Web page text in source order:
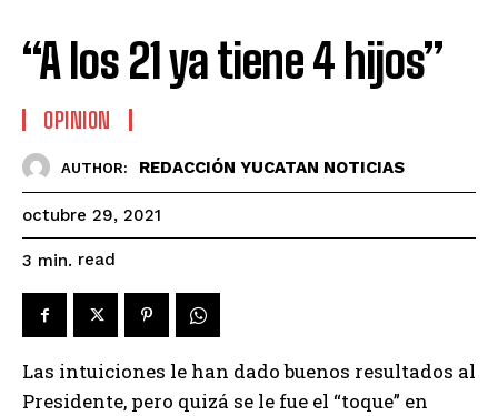
“A los 21 ya tiene 4 hijos”
OPINION
AUTHOR: REDACCIÓN YUCATAN NOTICIAS
octubre 29, 2021
3 min. read
Las intuiciones le han dado buenos resultados al
Presidente, pero quizá se le fue el “toque” en